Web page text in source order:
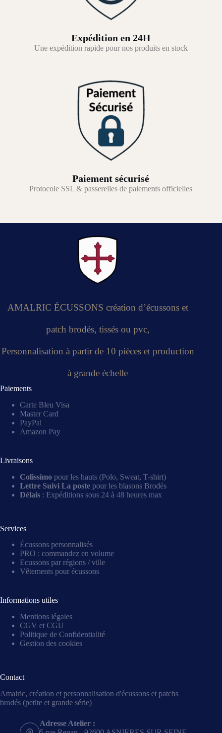
Expédition en 24H
Une expédition rapide pour nos produits en stock
Paiement sécurisé
Protocole SSL & passerelles de paiements officielles
AMALRIC ÉCUSSONS création d’écussons et
patch brodés, tissés ou pvc,
Personnalisation à partir de 10 pièces et production
à grande échelle
Paiements
Carte Bleu Visa
Master Card
PayPal
Amazon Pay
Livraisons
Colissimo pour les hauts (Polo, Sweat, T-shirt)
Lettre Suivi La poste pour les blasons Brodés
Délais : Expéditions sous 24 à 48 heures max
Services
Écussons personnalisés
PRO : commandez en volume
Ecussons par régions / ville
Vêtements pour écussons
Informations utiles
Mentions légales
CGV et CGU
Politique de Confidentialité
Gestion des cookies
Contact
Amalric, création et personnalisation d'écussons et patchs
brodés (petite et grande série)
Adresse Atelier :